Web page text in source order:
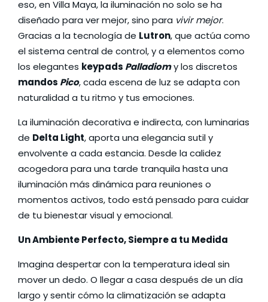
eso, en Villa Maya, la iluminación no solo se ha
diseñado para ver mejor, sino para vivir mejor.
Gracias a la tecnología de Lutron, que actúa como
el sistema central de control, y a elementos como
los elegantes keypads Palladiomy los discretos
mandos Pico, cada escena de luz se adapta con
naturalidad a tu ritmo y tus emociones.
La iluminación decorativa e indirecta, con luminarias
de Delta Light, aporta una elegancia sutil y
envolvente a cada estancia. Desde la calidez
acogedora para una tarde tranquila hasta una
iluminación más dinámica para reuniones o
momentos activos, todo está pensado para cuidar
de tu bienestar visual y emocional.
Un Ambiente Perfecto, Siempre a tu Medida
Imagina despertar con la temperatura ideal sin
mover un dedo. O llegar a casa después de un día
largo y sentir cómo la climatización se adapta